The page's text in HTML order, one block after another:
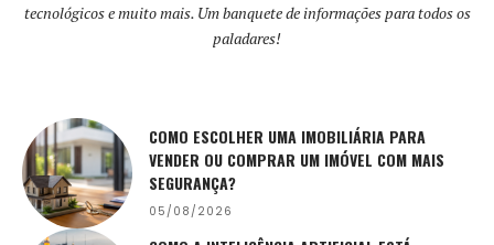
tecnológicos e muito mais. Um banquete de informações para todos os
paladares!
COMO ESCOLHER UMA IMOBILIÁRIA PARA
VENDER OU COMPRAR UM IMÓVEL COM MAIS
SEGURANÇA?
05/08/2026